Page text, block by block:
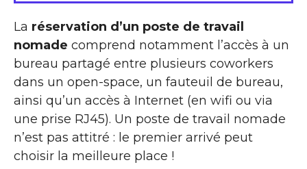
La réservation d’un poste de travail
nomade comprend notamment l’accès à un
bureau partagé entre plusieurs coworkers
dans un open-space, un fauteuil de bureau,
ainsi qu’un accès à Internet (en wifi ou via
une prise RJ45). Un poste de travail nomade
n’est pas attitré : le premier arrivé peut
choisir la meilleure place !